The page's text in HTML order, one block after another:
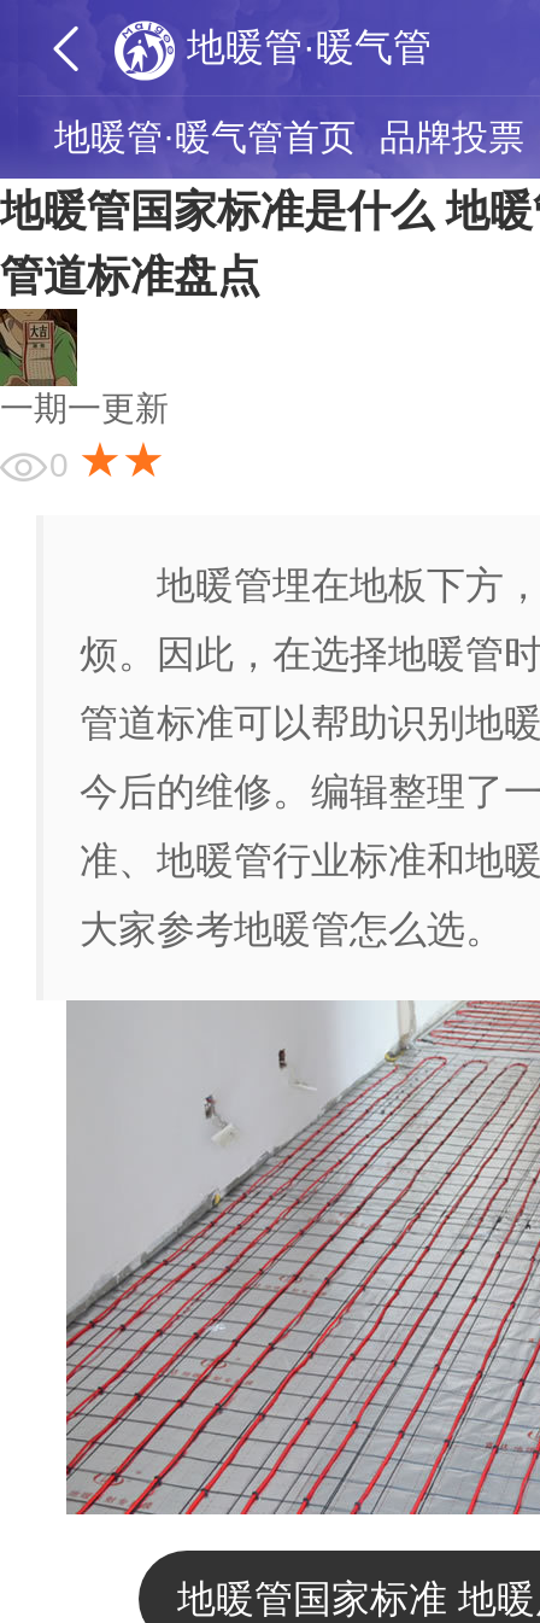
地暖管·暖气管
地暖管·暖气管首页 品牌投票
地暖管国家标准是什么 地
管道标准盘点
一期一更新
0 ★★
地暖管埋在地板下方
烦。因此，在选择地暖管
管道标准可以帮助识别地
今后的维修。编辑整理了
准、地暖管行业标准和地
大家参考地暖管怎么选。
地暖管国家标准 地